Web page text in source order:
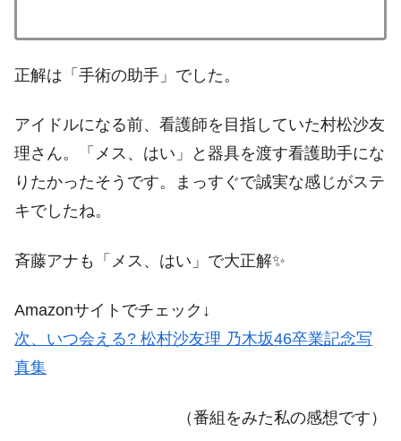
正解は「手術の助手」でした。
アイドルになる前、看護師を目指していた村松沙友
理さん。「メス、はい」と器具を渡す看護助手にな
りたかったそうです。まっすぐで誠実な感じがステ
キでしたね。
斉藤アナも「メス、はい」で大正解✨️
Amazonサイトでチェック↓
次、いつ会える? 松村沙友理 乃木坂46卒業記念写
真集
（番組をみた私の感想です）